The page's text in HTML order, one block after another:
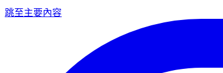
跳至主要內容